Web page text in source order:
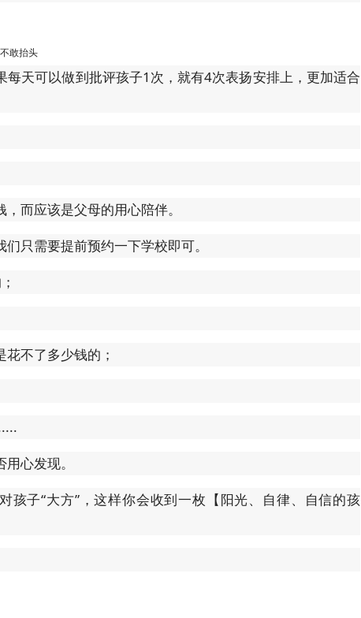
敢抬头
天可以做到批评孩子1次，就有4次表扬安排上，更加适合
而应该是父母的用心陪伴。
只需要提前预约一下学校即可。
不了多少钱的；
心发现。
孩子“大方”，这样你会收到一枚【阳光、自律、自信的孩